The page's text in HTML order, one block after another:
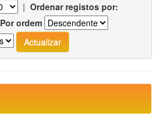
| Ordenar registos por:
Por ordem